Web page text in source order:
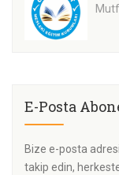
E-Posta
Bize e-posta
takip edin,